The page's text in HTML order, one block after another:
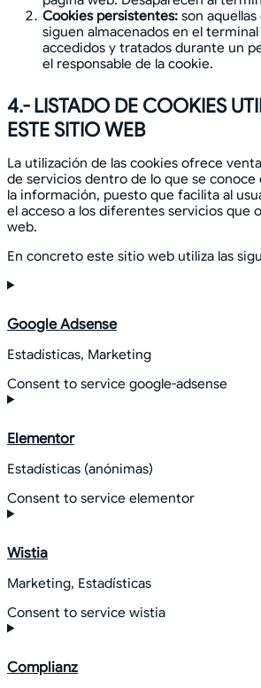
Cookies persistentes: son
siguen almacenados en el
accedidos y tratados durante un
el responsable de la cookie.
4.- LISTADO DE COOKIES
ESTE SITIO WEB
La utilización de las cookies ofrece
de servicios dentro de lo que se conoce
la información, puesto que facilita al
el acceso a los diferentes servicios que
web.
En concreto este sitio web utiliza las
Google Adsense
Estadísticas, Marketing
Consent to service google-adsense
Elementor
Estadísticas (anónimas)
Consent to service elementor
Wistia
Marketing, Estadísticas
Consent to service wistia
Complianz